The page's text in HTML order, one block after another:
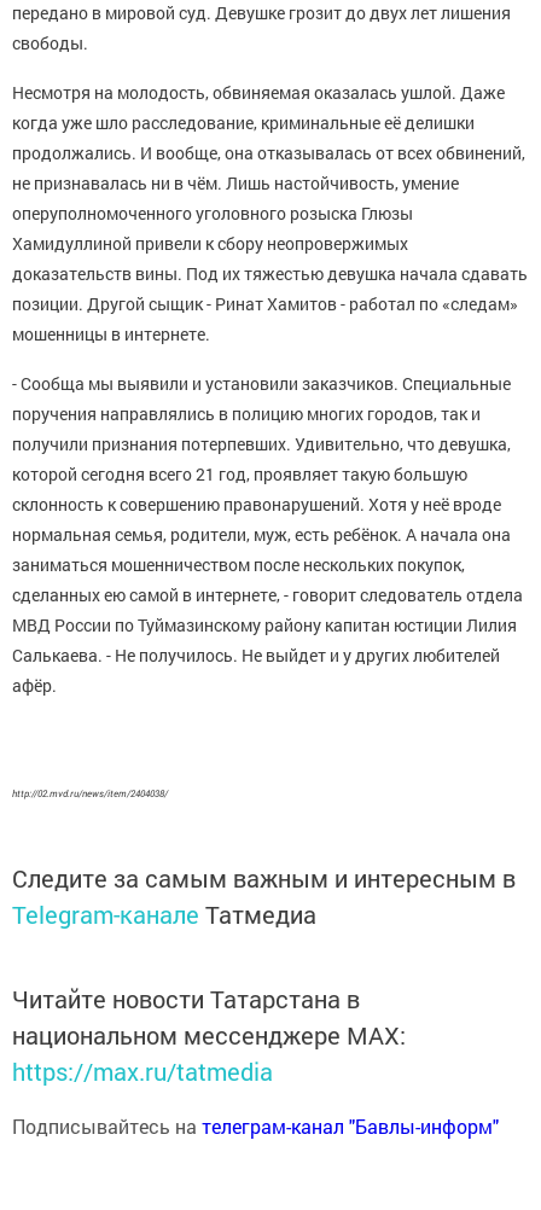
передано в мировой суд. Девушке грозит до двух лет лишения
свободы.
Несмотря на молодость, обвиняемая оказалась ушлой. Даже
когда уже шло расследование, криминальные её делишки
продолжались. И вообще, она отказывалась от всех обвинений,
не признавалась ни в чём. Лишь настойчивость, умение
оперуполномоченного уголовного розыска Глюзы
Хамидуллиной привели к сбору неопровержимых
доказательств вины. Под их тяжестью девушка начала сдавать
позиции. Другой сыщик - Ринат Хамитов - работал по «следам»
мошенницы в интернете.
- Сообща мы выявили и установили заказчиков. Специальные
поручения направлялись в полицию многих городов, так и
получили признания потерпевших. Удивительно, что девушка,
которой сегодня всего 21 год, проявляет такую большую
склонность к совершению правонарушений. Хотя у неё вроде
нормальная семья, родители, муж, есть ребёнок. А начала она
заниматься мошенничеством после нескольких покупок,
сделанных ею самой в интернете, - говорит следователь отдела
МВД России по Туймазинскому району капитан юстиции Лилия
Салькаева. - Не получилось. Не выйдет и у других любителей
афёр.
http://02.mvd.ru/news/item/2404038/
Следите за самым важным и интересным в
Telegram-канале Татмедиа
Читайте новости Татарстана в
национальном мессенджере MАХ:
https://max.ru/tatmedia
Подписывайтесь на телеграм-канал "Бавлы-информ"